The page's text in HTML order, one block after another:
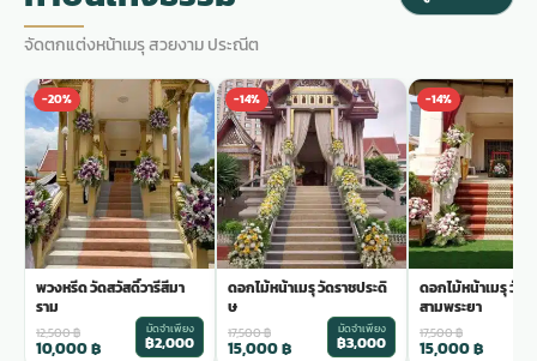
จัดตกแต่งหน้าเมรุ สวยงาม ประณีต
-20%
พวงหรีด วัดสวัสดิ์วารีสีมา
ราม
12,500฿
10,000฿
มัดจำเพียง
฿2,000
-14%
ดอกไม้หน้าเมรุ วัดราชประดิ
ษ
17,500฿
15,000฿
มัดจำเพียง
฿3,000
-14%
ดอกไม้หน้าเมรุ วัด
สามพระยา
17,500฿
15,000฿